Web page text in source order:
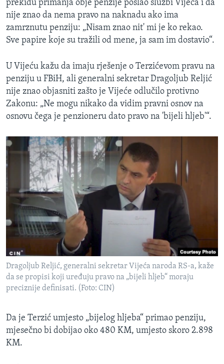
prekidu primanja obje penzije poslao službi Vijeća i da
nije znao da nema pravo na naknadu ako ima
zamrznutu penziju: „Nisam znao nit' mi je ko rekao.
Sve papire koje su tražili od mene, ja sam im dostavio“.
U Vijeću kažu da imaju rješenje o Terzićevom pravu na
penziju u FBiH, ali generalni sekretar Dragoljub Reljić
nije znao objasniti zašto je Vijeće odlučilo protivno
Zakonu: „Ne mogu nikako da vidim pravni osnov na
osnovu čega je penzioneru dato pravo na 'bijeli hljeb'“.
Dragoljub Reljić, generalni sekretar Vijeća naroda RS-a, kaže
da se propisi koji uređuju pravo na „bijeli hljeb“ moraju
preciznije definisati. (Foto: CIN)
Da je Terzić umjesto „bijelog hljeba“ primao penziju,
mjesečno bi dobijao oko 480 KM, umjesto skoro 2.898
KM.